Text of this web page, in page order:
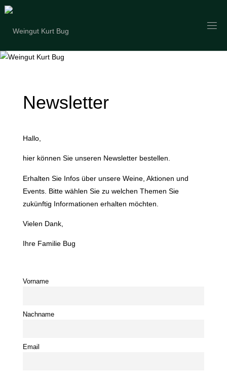
Zum
springen
Newsletter
Hallo,
hier können Sie unseren Newsletter bestellen.
Erhalten Sie Infos über unsere Weine, Aktionen und
Events. Bitte wählen Sie zu welchen Themen Sie
zukünftig Informationen erhalten möchten.
Vielen Dank,
Ihre Familie Bug
Vorname
Nachname
Email